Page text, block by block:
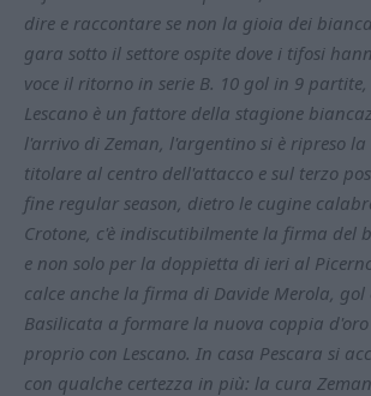
dire e raccontare se non la gioia dei
gara sotto il settore ospite dove i tifosi
voce il ritorno in serie B. 10 gol in 9
Lescano è un fattore della stagione
l'arrivo di Zeman, l'argentino si è ripreso
titolare al centro dell'attacco e sul terzo
fine regular season, dietro le cugine
Crotone, c'è indiscutibilmente la firma del
e non solo per la doppietta di ieri al
calce anche la firma di Davide Merola, gol
Basilicata a formare la nuova coppia
proprio con Lescano. In casa Pescara si
con qualche certezza in più: la cura